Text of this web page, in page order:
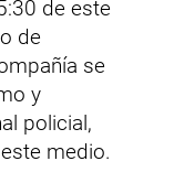
de este
de
se
y
policial,
medio.